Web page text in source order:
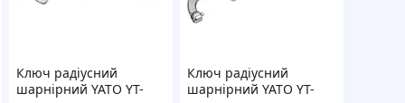
Ключ радіусний
шарнірний YATO YT-
Ключ радіусний
шарнірний YATO YT-